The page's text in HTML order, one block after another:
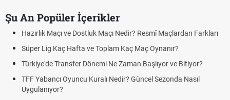
Şu An Popüler İçerikler
Hazırlık Maçı ve Dostluk Maçı Nedir? Resmî Maçlardan Farkları
Süper Lig Kaç Hafta ve Toplam Kaç Maç Oynanır?
Türkiye'de Transfer Dönemi Ne Zaman Başlıyor ve Bitiyor?
TFF Yabancı Oyuncu Kuralı Nedir? Güncel Sezonda Nasıl
Uygulanıyor?